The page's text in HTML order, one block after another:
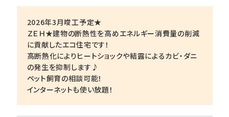
2026年3月竣工予定★
ＺＥＨ★建物の断熱性を高めエネルギー消費量の削減
に貢献したエコ住宅です！
高断熱化によりヒートショックや結露によるカビ・ダニ
の発生を抑制します♪
ペット飼育の相談可能！
インターネットも使い放題！